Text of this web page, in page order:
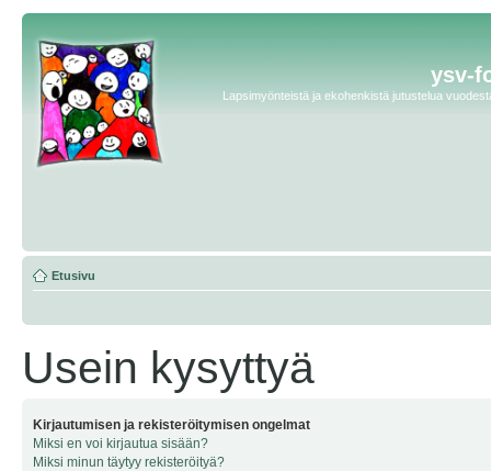
ysv-
Lapsimyönteistä ja ekohenkistä jutustelua
Etusivu
Usein kysyttyä
Kirjautumisen ja rekisteröitymisen ongelmat
Miksi en voi kirjautua sisään?
Miksi minun täytyy rekisteröityä?